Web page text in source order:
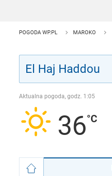
POGODA WP.PL MAROKO
Aktualna pogoda, godz. 1:05
36